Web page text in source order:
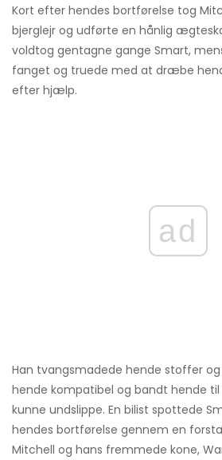
Kort efter hendes bortførelse tog
bjerglejr og udførte en hånlig
voldtog gentagne gange Smart,
fanget og truede med at dræbe
efter hjælp.
ad
Han tvangsmadede hende stoffer
hende kompatibel og bandt hende
kunne undslippe. En bilist spottede
hendes bortførelse gennem en
Mitchell og hans fremmede kone,